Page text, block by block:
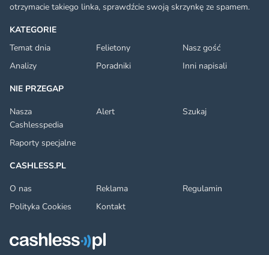
KATEGORIE
Temat dnia
Felietony
Nasz gość
Analizy
Poradniki
Inni napisali
NIE PRZEGAP
Nasza
Cashlesspedia
Alert Szukaj
Raporty specjalne
CASHLESS.PL
O nas
Reklama
Regulamin
Polityka Cookies
Kontakt
otrzymacie takiego linka, sprawdźcie swoją skrzynkę ze spamem.